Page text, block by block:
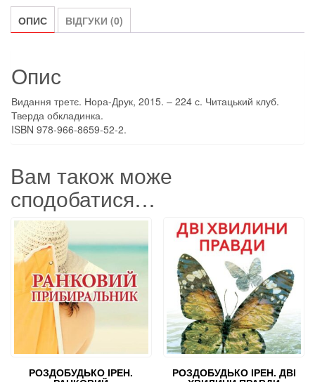
умовах,
не
до
життя.
SALE
кількість
ОПИС ВІДГУКИ (0)
Опис
Видання третє. Нора-Друк, 2015. – 224 с. Читацький клуб.
Тверда обкладинка.
ISBN 978-966-8659-52-2.
Вам також може
сподобатися…
РОЗДОБУДЬКО ІРЕН. РОЗДОБУДЬКО ІРЕН. ДВІ